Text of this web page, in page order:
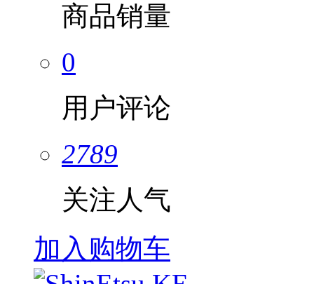
商品销量
0
用户评论
2789
关注人气
加入购物车